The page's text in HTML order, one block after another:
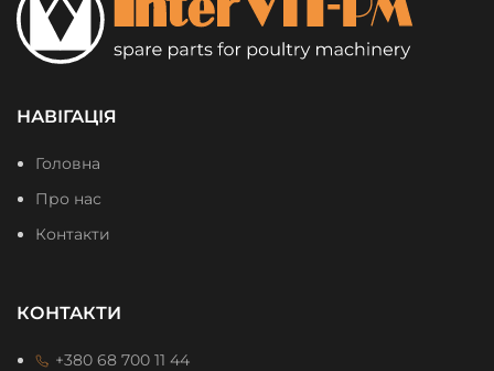
НАВІГАЦІЯ
Головна
Про нас
Контакти
КОНТАКТИ
+380 68 700 11 44